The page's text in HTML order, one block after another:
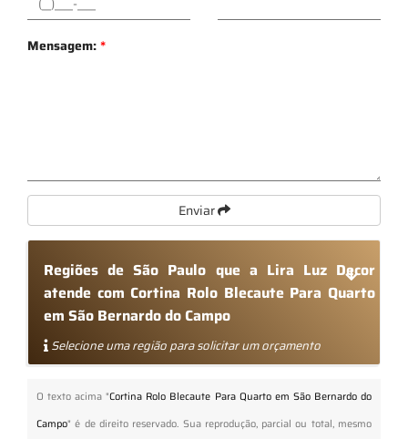
Mensagem:*
Enviar
Regiões de São Paulo que a Lira Luz Decor
atende com Cortina Rolo Blecaute Para Quarto
em São Bernardo do Campo
Selecione uma região para solicitar um orçamento
O texto acima "Cortina Rolo Blecaute Para Quarto em São Bernardo do
Campo" é de direito reservado. Sua reprodução, parcial ou total, mesmo